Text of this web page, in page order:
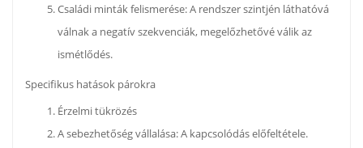
Családi minták felismerése: A rendszer szintjén láthatóvá
válnak a negatív szekvenciák, megelőzhetővé válik az
ismétlődés.
Specifikus hatások párokra
Érzelmi tükrözés
A sebezhetőség vállalása: A kapcsolódás előfeltétele.